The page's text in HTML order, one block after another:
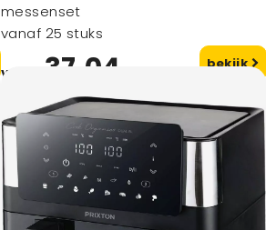
messenset
vanaf 25 stuks
vanaf 37,04 bekijk